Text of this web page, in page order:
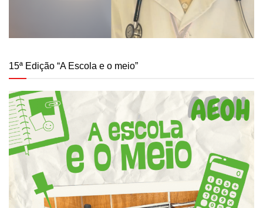
15ª Edição “A Escola e o meio”